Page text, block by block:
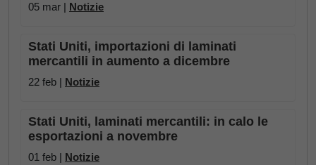
05 mar | Notizie
Stati Uniti, importazioni di laminati
mercantili in aumento a dicembre
22 feb | Notizie
Stati Uniti, laminati mercantili: in calo le
esportazioni a novembre
01 feb | Notizie